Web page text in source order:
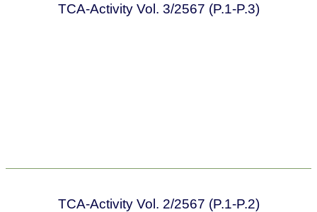
TCA-Activity Vol. 3/2567 (P.1-P.3)
TCA-Activity Vol. 2/2567 (P.1-P.2)